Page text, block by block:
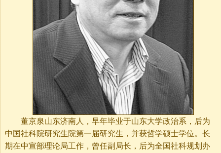
董京泉山东济南人，早年毕业于山东大学政治系，后为
中国社科院研究生院第一届研究生，并获哲学硕士学位。长
期在中宣部理论局工作，曾任副局长，后为全国社科规划办